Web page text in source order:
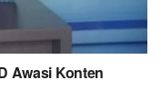
Awasi Konten